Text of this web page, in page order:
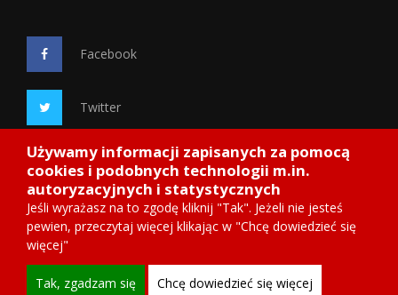
Facebook
Twitter
Google+
Copyright 2014Starosadeckie.info, wdrożenie ITnetDESIGN
Używamy informacji zapisanych za pomocą
cookies i podobnych technologii m.in.
autoryzacyjnych i statystycznych
Jeśli wyrażasz na to zgodę kliknij "Tak". Jeżeli nie jesteś
pewien, przeczytaj więcej klikając w "Chcę dowiedzieć się
więcej"
Tak, zgadzam się Chcę dowiedzieć się więcej